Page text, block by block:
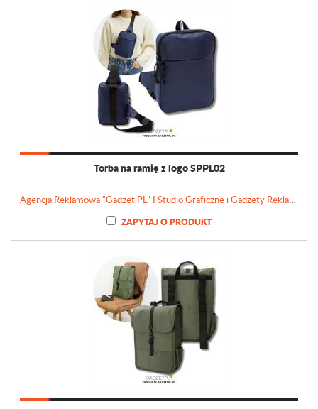
Torba na ramię z logo SPPL02
Agencja Reklamowa "Gadżet PL" I Studio Graficzne i Gadżety Reklamowe
ZAPYTAJ O PRODUKT